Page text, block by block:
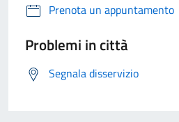
Prenota un appuntamento
Problemi in città
Segnala disservizio